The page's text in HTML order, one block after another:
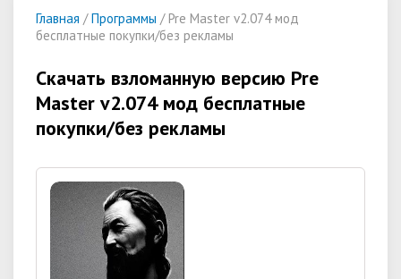
Главная /Программы / Pre Master v2.074 мод
бесплатные покупки/без рекламы
Скачать взломанную версию Pre
Master v2.074 мод бесплатные
покупки/без рекламы